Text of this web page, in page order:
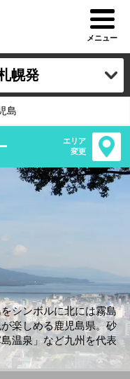
メニュー
幌発
島
エリア
変更
シンボルに北には霧島
楽しめる鹿児島県。砂
温泉」など九州を代表